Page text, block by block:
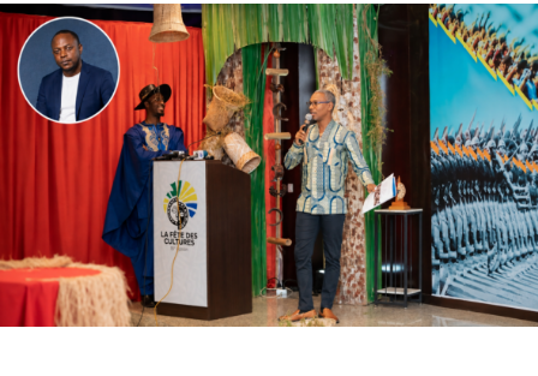
en contrat.
Sur les réseaux sociaux, Tris a accueilli cette nouvelle
étape avec fierté. Il évoque une vision, une ambition
commune et le début d’une aventure qu’il espère
certainement décisive pour la suite de son parcours.
À travers cette signature, le challenge dépasse désormais
la simple confrontation entre producteurs. Il devient aussi
un espace de rencontres et d’opportunités pour les
artistes. Pour Tris, l’une des premières retombées est déjà
concrète, alors même que la compétition n’est pas encore